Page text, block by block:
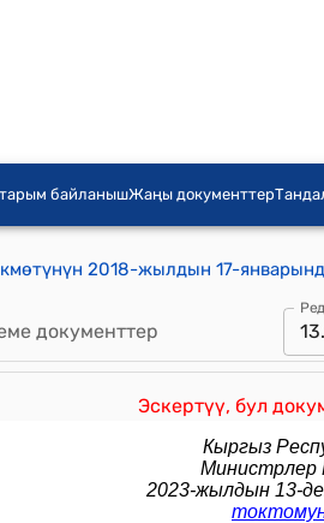
байланышЖаңы документтер
документтер
Эскертүү, бул